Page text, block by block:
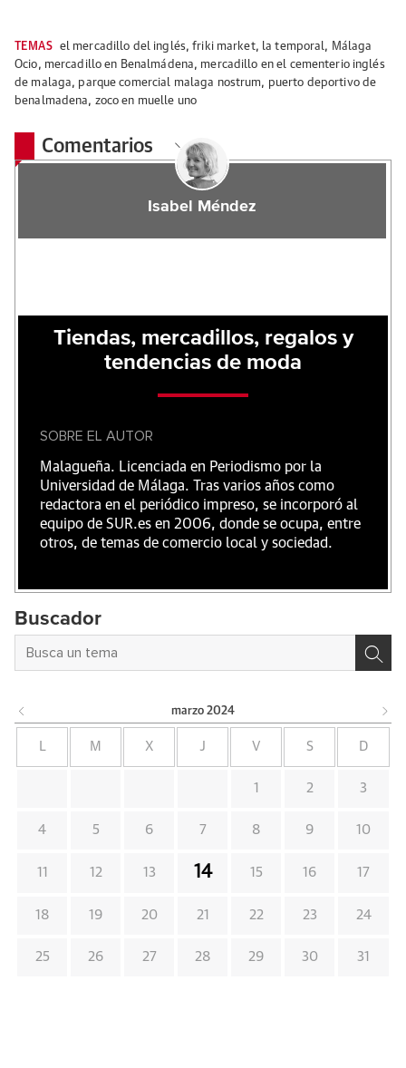
TEMAS el mercadillo del inglés,friki market, la temporal, Málaga
Ocio, mercadillo en Benalmádena, mercadillo en el cementerio inglés
de malaga, parque comercial malaga nostrum, puerto deportivo de
benalmadena, zoco en muelle uno
Comentarios
Isabel Méndez
Tiendas, mercadillos, regalos y
tendencias de moda
SOBRE EL AUTOR
Malagueña. Licenciada en Periodismo por la
Universidad de Málaga. Tras varios años como
redactora en el periódico impreso, se incorporó al
equipo de SUR.es en 2006, donde se ocupa, entre
otros, de temas de comercio local y sociedad.
Buscador
marzo 2024
L M X J V S D
1 2 3
4 5 6 7 8 9 10
11 12 13 14 15 16 17
18 19 20 21 22 23 24
25 26 27 28 29 30 31